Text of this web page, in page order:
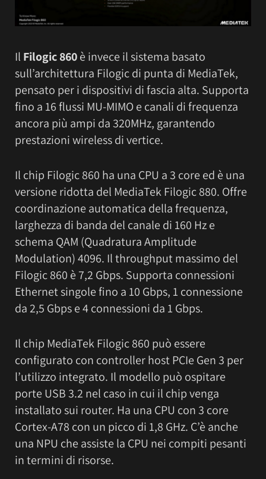
Il Filogic 860è invece il sistema basato
sull’architettura Filogic di punta di MediaTek,
pensato per i dispositivi di fascia alta. Supporta
fino a 16 flussi MU-MIMO e canali di frequenza
ancora più ampi da 320MHz, garantendo
prestazioni wireless di vertice.
Il chip Filogic 860 ha una CPU a 3 core ed è una
versione ridotta del MediaTek Filogic 880. Offre
coordinazione automatica della frequenza,
larghezza di banda del canale di 160 Hz e
schema QAM (Quadratura Amplitude
Modulation) 4096. Il throughput massimo del
Filogic 860 è 7,2 Gbps. Supporta connessioni
Ethernet singole fino a 10 Gbps, 1 connessione
da 2,5 Gbps e 4 connessioni da 1 Gbps.
Il chip MediaTek Filogic 860 può essere
configurato con controller host PCIe Gen 3 per
l’utilizzo integrato. Il modello può ospitare
porte USB 3.2 nel caso in cui il chip venga
installato sui router. Ha una CPU con 3 core
Cortex-A78 con un picco di 1,8 GHz. C’è anche
una NPU che assiste la CPU nei compiti pesanti
in termini di risorse.